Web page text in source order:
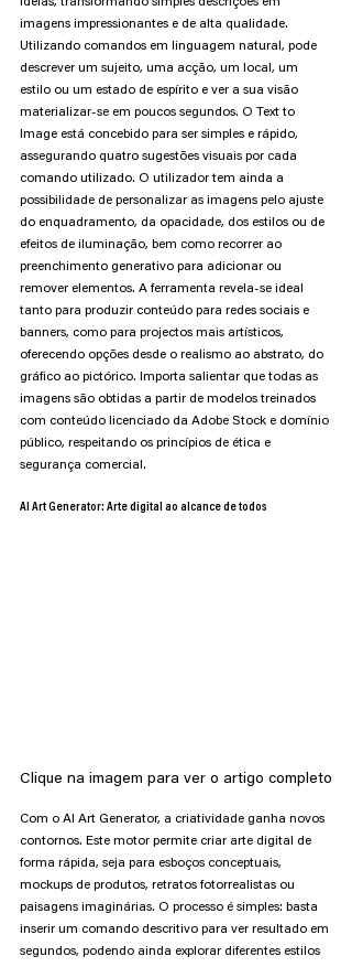
imagens impressionantes e de alta qualidade.
Utilizando comandos em linguagem natural, pode
descrever um sujeito, uma acção, um local, um
estilo ou um estado de espírito e ver a sua visão
materializar-se em poucos segundos. O Text to
Image está concebido para ser simples e rápido,
assegurando quatro sugestões visuais por cada
comando utilizado. O utilizador tem ainda a
possibilidade de personalizar as imagens pelo ajuste
do enquadramento, da opacidade, dos estilos ou de
efeitos de iluminação, bem como recorrer ao
preenchimento generativo para adicionar ou
remover elementos. A ferramenta revela-se ideal
tanto para produzir conteúdo para redes sociais e
banners, como para projectos mais artísticos,
oferecendo opções desde o realismo ao abstrato, do
gráfico ao pictórico. Importa salientar que todas as
imagens são obtidas a partir de modelos treinados
com conteúdo licenciado da Adobe Stock e domínio
público, respeitando os princípios de ética e
segurança comercial.
AI Art Generator: Arte digital ao alcance de todos
Clique na imagem para ver o artigo completo
Com o AI Art Generator, a criatividade ganha novos
contornos. Este motor permite criar arte digital de
forma rápida, seja para esboços conceptuais,
mockups de produtos, retratos fotorrealistas ou
paisagens imaginárias. O processo é simples: basta
inserir um comando descritivo para ver resultado em
segundos, podendo ainda explorar diferentes estilos